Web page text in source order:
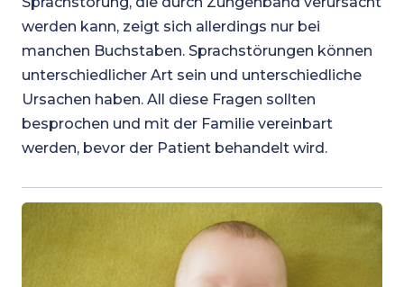
werden kann, zeigt sich allerdings nur bei
manchen Buchstaben. Sprachstörungen können
unterschiedlicher Art sein und unterschiedliche
Ursachen haben. All diese Fragen sollten
besprochen und mit der Familie vereinbart
werden, bevor der Patient behandelt wird.